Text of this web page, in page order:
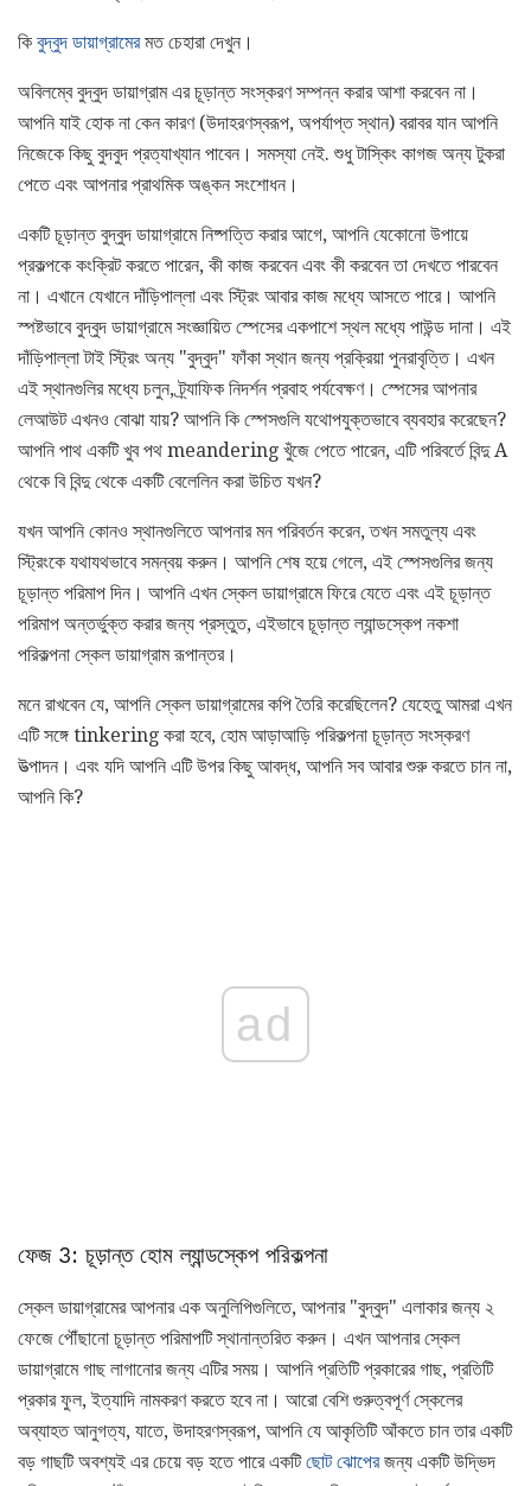
কি বুদ্বুদ ডায়াগ্রামেরমত চেহারা দেখুন।
অবিলম্বে বুদ্বুদ ডায়াগ্রাম এর চূড়ান্ত সংস্করণ সম্পন্ন করার আশা করবেন না।
আপনি যাই হোক না কেন কারণ (উদাহরণস্বরূপ, অপর্যাপ্ত স্থান) বরাবর যান আপনি
নিজেকে কিছু বুদবুদ প্রত্যাখ্যান পাবেন। সমস্যা নেই. শুধু টাস্কিং কাগজ অন্য টুকরা
পেতে এবং আপনার প্রাথমিক অঙ্কন সংশোধন।
একটি চূড়ান্ত বুদ্বুদ ডায়াগ্রামে নিষ্পত্তি করার আগে, আপনি যেকোনো উপায়ে
প্রকল্পকে কংক্রিট করতে পারেন, কী কাজ করবেন এবং কী করবেন তা দেখতে পারবেন
না। এখানে যেখানে দাঁড়িপাল্লা এবং স্ট্রিং আবার কাজ মধ্যে আসতে পারে। আপনি
স্পষ্টভাবে বুদ্বুদ ডায়াগ্রামে সংজ্ঞায়িত স্পেসের একপাশে স্থল মধ্যে পাউন্ড দানা। এই
দাঁড়িপাল্লা টাই স্ট্রিং অন্য "বুদ্বুদ" ফাঁকা স্থান জন্য প্রক্রিয়া পুনরাবৃত্তি। এখন
এই স্থানগুলির মধ্যে চলুন, ট্র্যাফিক নিদর্শন প্রবাহ পর্যবেক্ষণ। স্পেসের আপনার
লেআউট এখনও বোঝা যায়? আপনি কি স্পেসগুলি যথোপযুক্তভাবে ব্যবহার করেছেন?
আপনি পাথ একটি খুব পথ meandering খুঁজে পেতে পারেন, এটি পরিবর্তে বিন্দু A
থেকে বি বিন্দু থেকে একটি বেলেলিন করা উচিত যখন?
যখন আপনি কোনও স্থানগুলিতে আপনার মন পরিবর্তন করেন, তখন সমতুল্য এবং
স্ট্রিংকে যথাযথভাবে সমন্বয় করুন। আপনি শেষ হয়ে গেলে, এই স্পেসগুলির জন্য
চূড়ান্ত পরিমাপ দিন। আপনি এখন স্কেল ডায়াগ্রামে ফিরে যেতে এবং এই চূড়ান্ত
পরিমাপ অন্তর্ভুক্ত করার জন্য প্রস্তুত, এইভাবে চূড়ান্ত ল্যান্ডস্কেপ নকশা
পরিকল্পনা স্কেল ডায়াগ্রাম রূপান্তর।
মনে রাখবেন যে, আপনি স্কেল ডায়াগ্রামের কপি তৈরি করেছিলেন? যেহেতু আমরা এখন
এটি সঙ্গে tinkering করা হবে, হোম আড়াআড়ি পরিকল্পনা চূড়ান্ত সংস্করণ
উত্পাদন। এবং যদি আপনি এটি উপর কিছু আবদ্ধ, আপনি সব আবার শুরু করতে চান না,
আপনি কি?
ad
ফেজ 3: চূড়ান্ত হোম ল্যান্ডস্কেপ পরিকল্পনা
স্কেল ডায়াগ্রামের আপনার এক অনুলিপিগুলিতে, আপনার "বুদ্বুদ" এলাকার জন্য ২
ফেজে পৌঁছানো চূড়ান্ত পরিমাপটি স্থানান্তরিত করুন। এখন আপনার স্কেল
ডায়াগ্রামে গাছ লাগানোর জন্য এটির সময়। আপনি প্রতিটি প্রকারের গাছ, প্রতিটি
প্রকার ফুল, ইত্যাদি নামকরণ করতে হবে না। আরো বেশি গুরুত্বপূর্ণ স্কেলের
অব্যাহত আনুগত্য, যাতে, উদাহরণস্বরূপ, আপনি যে আকৃতিটি আঁকতে চান তার একটি
বড় গাছটি অবশ্যই এর চেয়ে বড় হতে পারে একটিছোট ঝোপেরজন্য একটি উদ্ভিদ